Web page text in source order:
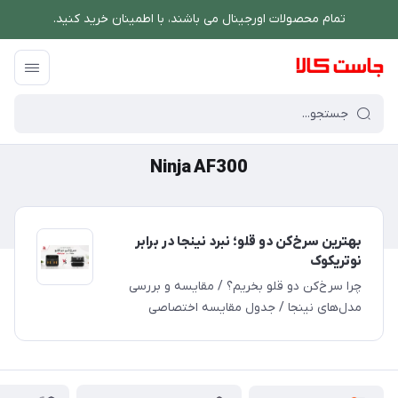
تمام محصولات اورجینال می باشند، با اطمینان خرید کنید.
فروشگاه اینترنتی جاست کالا
Ninja AF300
بهترین سرخ‌کن دو قلو؛ نبرد نینجا در برابر
نوتریکوک
چرا سرخ‌کن دو قلو بخریم؟ / مقایسه و بررسی
مدل‌های نینجا / جدول مقایسه اختصاصی